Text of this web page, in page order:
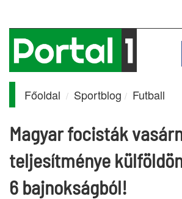
Főoldal Sportblog Futball
Magyar focisták
teljesítménye
6 bajnokságból!